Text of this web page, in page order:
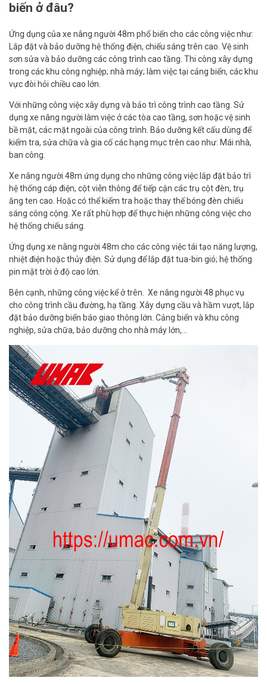
biến ở đâu?
Ứng dụng của xe nâng người 48m phổ biến cho các công việc như:
Lắp đặt và bảo dưỡng hệ thống điện, chiếu sáng trên cao. Vệ sinh
sơn sửa và bảo dưỡng các công trình cao tầng. Thi công xây dựng
trong các khu công nghiệp; nhà máy; làm việc tại cảng biển, các khu
vực đòi hỏi chiều cao lớn.
Với những công việc xây dựng và bảo trì công trình cao tầng. Sử
dụng xe nâng người làm việc ở các tòa cao tầng, sơn hoặc vệ sinh
bề mặt, các mặt ngoài của công trình. Bảo dưỡng kết cấu dùng để
kiểm tra, sửa chữa và gia cố các hạng mục trên cao như: Mái nhà,
ban công.
Xe nâng người 48m ứng dụng cho những công việc lắp đặt bảo trì
hệ thống cáp điện, cột viễn thông để tiếp cận các trụ cột đèn, trụ
ăng ten cao. Hoặc có thể kiểm tra hoặc thay thế bóng đèn chiếu
sáng công cộng. Xe rất phù hợp để thực hiện những công việc cho
hệ thống chiếu sáng.
Ứng dụng xe nâng người 48m cho các công việc tái tạo năng lượng,
nhiệt điện hoặc thủy điện. Sử dụng để lắp đặt tua-bin gió; hệ thống
pin mặt trời ở độ cao lớn.
Bên cạnh, những công việc kể ở trên. Xe nâng người 48 phục vụ
cho công trình cầu đường, hạ tầng. Xây dựng cầu và hầm vượt, lắp
đặt bảo dưỡng biển báo giao thông lớn. Cảng biển và khu công
nghiệp, sửa chữa, bảo dưỡng cho nhà máy lớn,…